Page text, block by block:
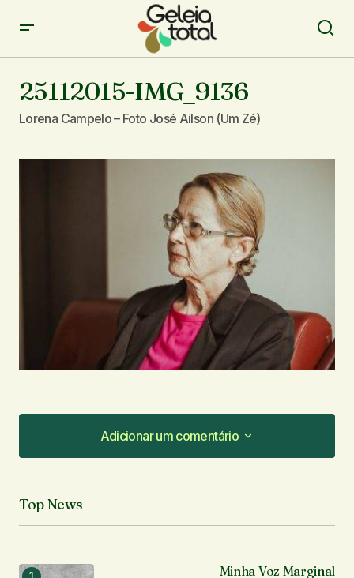
25112015-IMG_9136
Lorena Campelo – Foto José Ailson (Um Zé)
Adicionar um comentário
Adicionar um comentário
O seu endereço de e-mail não será publicado.
Top News
Minha Voz Marginal